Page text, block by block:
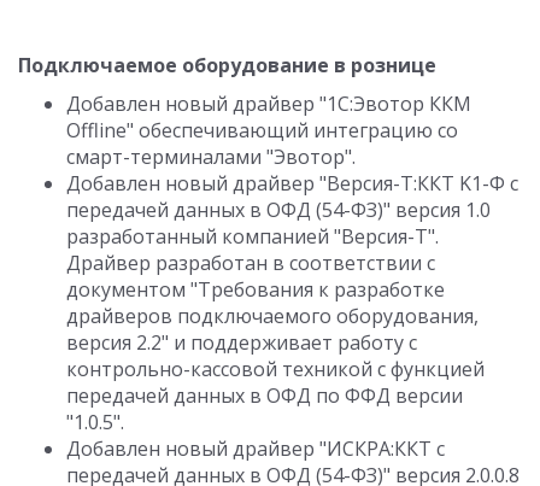
Подключаемое оборудование в рознице
Добавлен новый драйвер "1С:Эвотор ККМ
Offline" обеспечивающий интеграцию со
смарт-терминалами "Эвотор".
Добавлен новый драйвер "Версия-Т:ККТ K1-Ф с
передачей данных в ОФД (54-ФЗ)" версия 1.0
разработанный компанией "Версия-Т".
Драйвер разработан в соответствии с
документом "Требования к разработке
драйверов подключаемого оборудования,
версия 2.2" и поддерживает работу с
контрольно-кассовой техникой с функцией
передачей данных в ОФД по ФФД версии
"1.0.5".
Добавлен новый драйвер "ИСКРА:ККТ с
передачей данных в ОФД (54-ФЗ)" версия 2.0.0.8